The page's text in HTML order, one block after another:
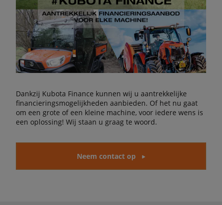
Dankzij Kubota Finance kunnen wij u aantrekkelijke
financieringsmogelijkheden aanbieden. Of het nu gaat
om een grote of een kleine machine, voor iedere wens is
een oplossing! Wij staan u graag te woord.
Neem contact op